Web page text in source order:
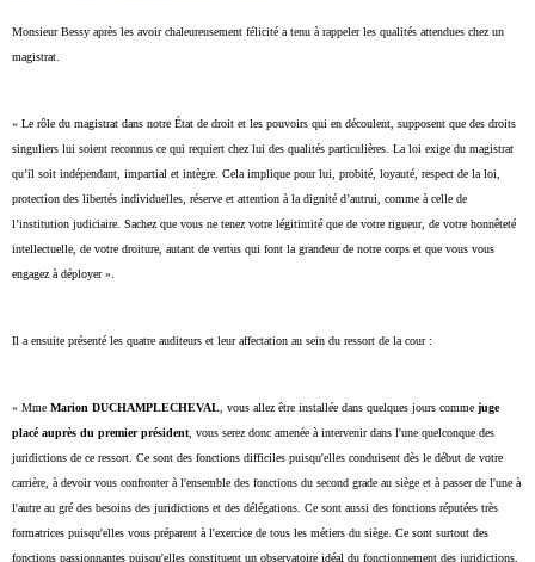
Monsieur Bessy après les avoir chaleureusement félicité a tenu à rappeler les qualités attendues chez un
magistrat.
« Le rôle du magistrat dans notre État de droit et les pouvoirs qui en découlent, supposent que des droits
singuliers lui soient reconnus ce qui requiert chez lui des qualités particulières. La loi exige du magistrat
qu’il soit indépendant, impartial et intègre. Cela implique pour lui, probité, loyauté, respect de la loi,
protection des libertés individuelles, réserve et attention à la dignité d’autrui, comme à celle de
l’institution judiciaire. Sachez que vous ne tenez votre légitimité que de votre rigueur, de votre honnêteté
intellectuelle, de votre droiture, autant de vertus qui font la grandeur de notre corps et que vous vous
engagez à déployer ».
Il a ensuite présenté les quatre auditeurs et leur affectation au sein du ressort de la cour :
« Mme Marion DUCHAMPLECHEVAL, vous allez être installée dans quelques jours comme juge
placé auprès du premier président, vous serez donc amenée à intervenir dans l'une quelconque des
juridictions de ce ressort. Ce sont des fonctions difficiles puisqu'elles conduisent dès le début de votre
carrière, à devoir vous confronter à l'ensemble des fonctions du second grade au siège et à passer de l'une à
l'autre au gré des besoins des juridictions et des délégations. Ce sont aussi des fonctions réputées très
formatrices puisqu'elles vous préparent à l'exercice de tous les métiers du siège. Ce sont surtout des
fonctions passionnantes puisqu'elles constituent un observatoire idéal du fonctionnement des juridictions,